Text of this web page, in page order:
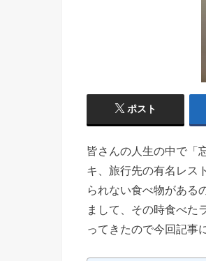
ポスト
皆さんの人生の中で「
キ、旅行先の有名レス
られない食べ物がある
まして、その時食べ
ってきたので今回記事